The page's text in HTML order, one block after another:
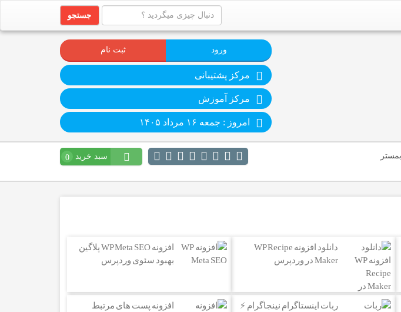
جستجو
ورود ثبت نام
مرکز پشتیبانی
مرکز آموزش
امروز : جمعه ۱۶ مرداد ۱۴۰۵
سبد خرید 0
دانلود افزونه WP Recipe
Maker در وردپرس
افزونه WP Meta SEO پلاگین
بهبود سئوی وردپرس
ربات اینستاگرام نینجاگرام ⚡️
افزونه پست های مرتبط